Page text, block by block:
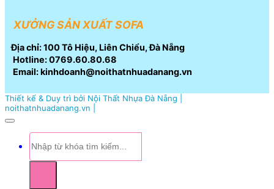
XƯỞNG SẢN XUẤT SOFA
Địa chỉ: 100 Tô Hiệu, Liên Chiểu, Đà Nẵng
Hotline: 0769.60.80.68
Email: kinhdoanh@noithatnhuadanang.vn
Thiết kế & Duy trì bởi Nội Thất Nhựa Đà Nẵng |
noithatnhuadanang.vn |
Tìm
kiếm: